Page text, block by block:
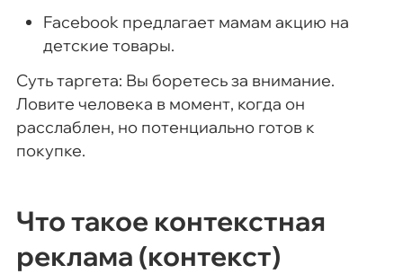
Facebook предлагает мамам акцию на
детские товары.
Суть таргета: Вы боретесь за внимание.
Ловите человека в момент, когда он
расслаблен, но потенциально готов к
покупке.
Что такое контекстная
реклама (контекст)